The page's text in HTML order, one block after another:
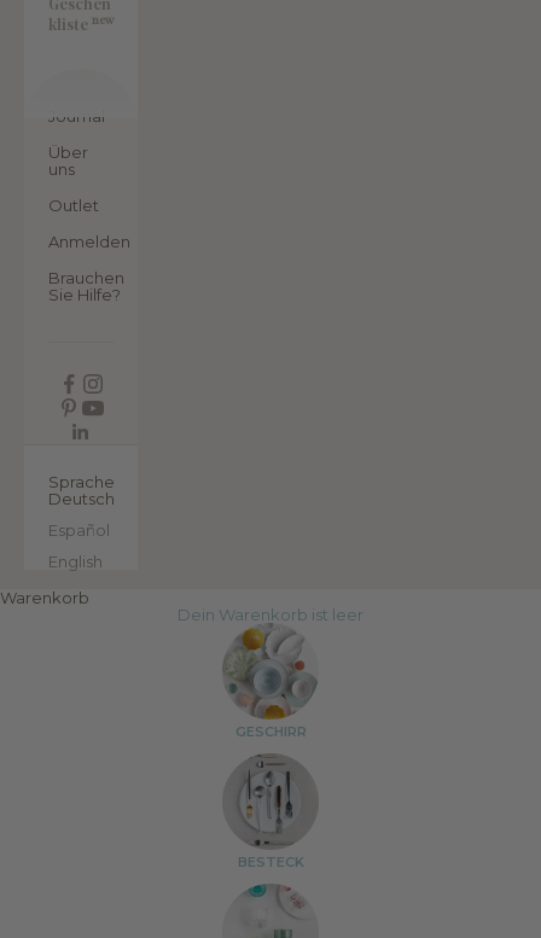
Geschen
kliste new
Journal
Über
uns
Outlet
Anmelden
Brauchen
Sie Hilfe?
Sprache
Deutsch
Español
English
Warenkorb
Dein Warenkorb ist leer
GESCHIRR
BESTECK